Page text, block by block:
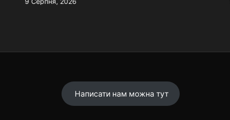
Написати нам можна тут